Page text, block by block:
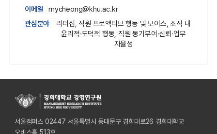
이메일
mycheong@khu.ac.kr
관심분야
리더십, 직원 프로액티브 행동 및 보이스, 조직 내
윤리적·도덕적 행동, 직원 동기부여·신뢰·업무
자율성
서울캠퍼스 02447 서울특별시 동대문구 경희대로26 경희대학교
오비스홀 513호